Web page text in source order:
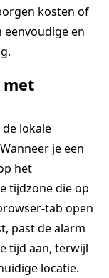
kosten of
en
met
lokale
je een
het
tijdzone die op
tab open
past de alarm
tijd aan, terwijl
locatie.